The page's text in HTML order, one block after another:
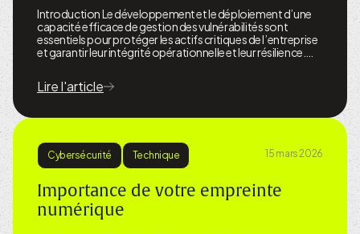
Introduction Le développement et le déploiement d’une
capacité efficace de gestion des vulnérabilités sont
essentiels pour protéger les actifs critiques de l’entreprise
et garantir leur intégrité opérationnelle et leur résilience.…
Lire l'article
Cybersécurité Technique 15 mars 2026
Importance de votre empreinte
numérique